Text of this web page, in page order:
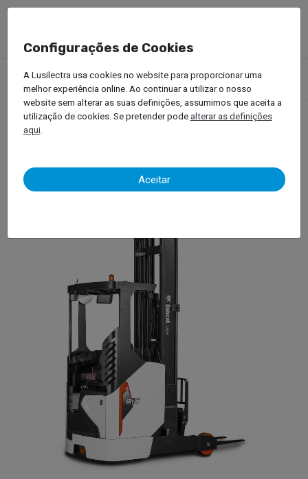
Produtos Empilhadores
Equipamentos de Armazém
Retráteis
Configurações de Cookies
A Lusilectra usa cookies no website para proporcionar uma
melhor experiência online. Ao continuar a utilizar o nosso
website sem alterar as suas definições, assumimos que aceita a
utilização de cookies. Se pretender podealterar as definições
aqui.
Aceitar